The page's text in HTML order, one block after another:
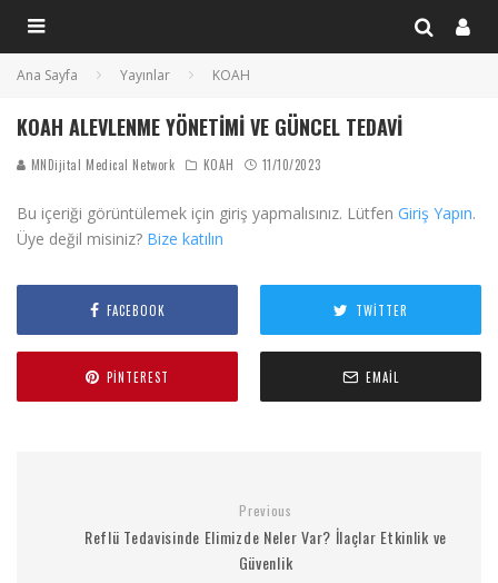
Ana Sayfa Yayınlar KOAH
KOAH ALEVLENME YÖNETIMI VE GÜNCEL TEDAVI
MNDijital Medical Network KOAH 11/10/2023
Bu içeriği görüntülemek için giriş yapmalısınız. Lütfen Giriş Yapın.
Üye değil misiniz? Bize katılın
FACEBOOK TWITTER
PINTEREST EMAIL
Previous
Reflü Tedavisinde Elimizde Neler Var? İlaçlar Etkinlik ve
Güvenlik